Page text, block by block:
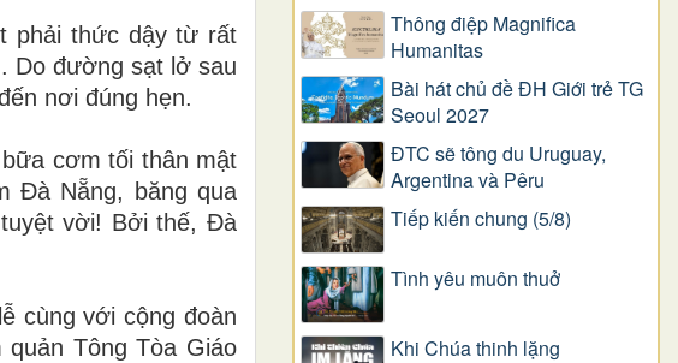
phải thức dậy từ rất
Do đường sạt lở sau
nơi đúng hẹn.
cơm tối thân mật
Đà Nẵng, băng qua
vời! Bởi thế, Đà
cùng với cộng đoàn
Tông Tòa Giáo
Thông điệp Magnifica
Humanitas
Bài hát chủ đề ĐH Giới trẻ TG
Seoul 2027
ĐTC sẽ tông du Uruguay,
Argentina và Pêru
Tiếp kiến chung (5/8)
Tình yêu muôn thuở
Khi Chúa thinh lặng